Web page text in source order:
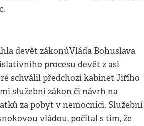
devět zákonůVláda Bohuslava
procesu devět z asi
schválil předchozí kabinet Jiřího
služební zákon či návrh na
za pobyt v nemocnici. Služební
vládou, počítal s tím, že